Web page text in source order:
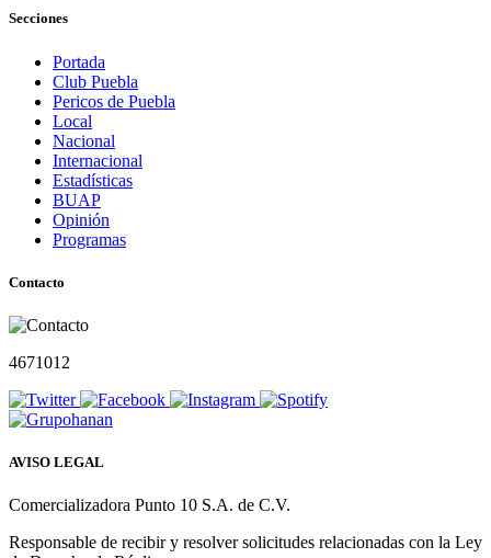
Secciones
Portada
Club Puebla
Pericos de Puebla
Local
Nacional
Internacional
Estadísticas
BUAP
Opinión
Programas
Contacto
4671012
AVISO LEGAL
Comercializadora Punto 10 S.A. de C.V.
Responsable de recibir y resolver solicitudes relacionadas con la Ley